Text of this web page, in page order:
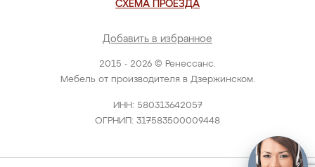
2015 - 2026 © Ренессанс.
Мебель от производителя в Дзержинском.
ИНН: 580313642057
ОГРНИП: 317583500009448
СХЕМА ПРОЕЗДА
Добавить в избранное